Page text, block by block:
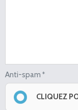
Anti-spam
CLIQUEZ